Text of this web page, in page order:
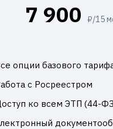
7 900 ₽/15
опции базового
с Росреестром
ко всем ЭТП (44-